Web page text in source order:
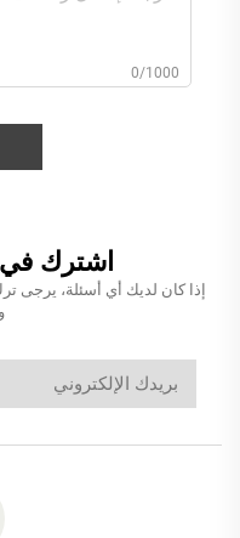
0/1000
اشترك في
إذا كان لديك أي أسئلة، يرجى